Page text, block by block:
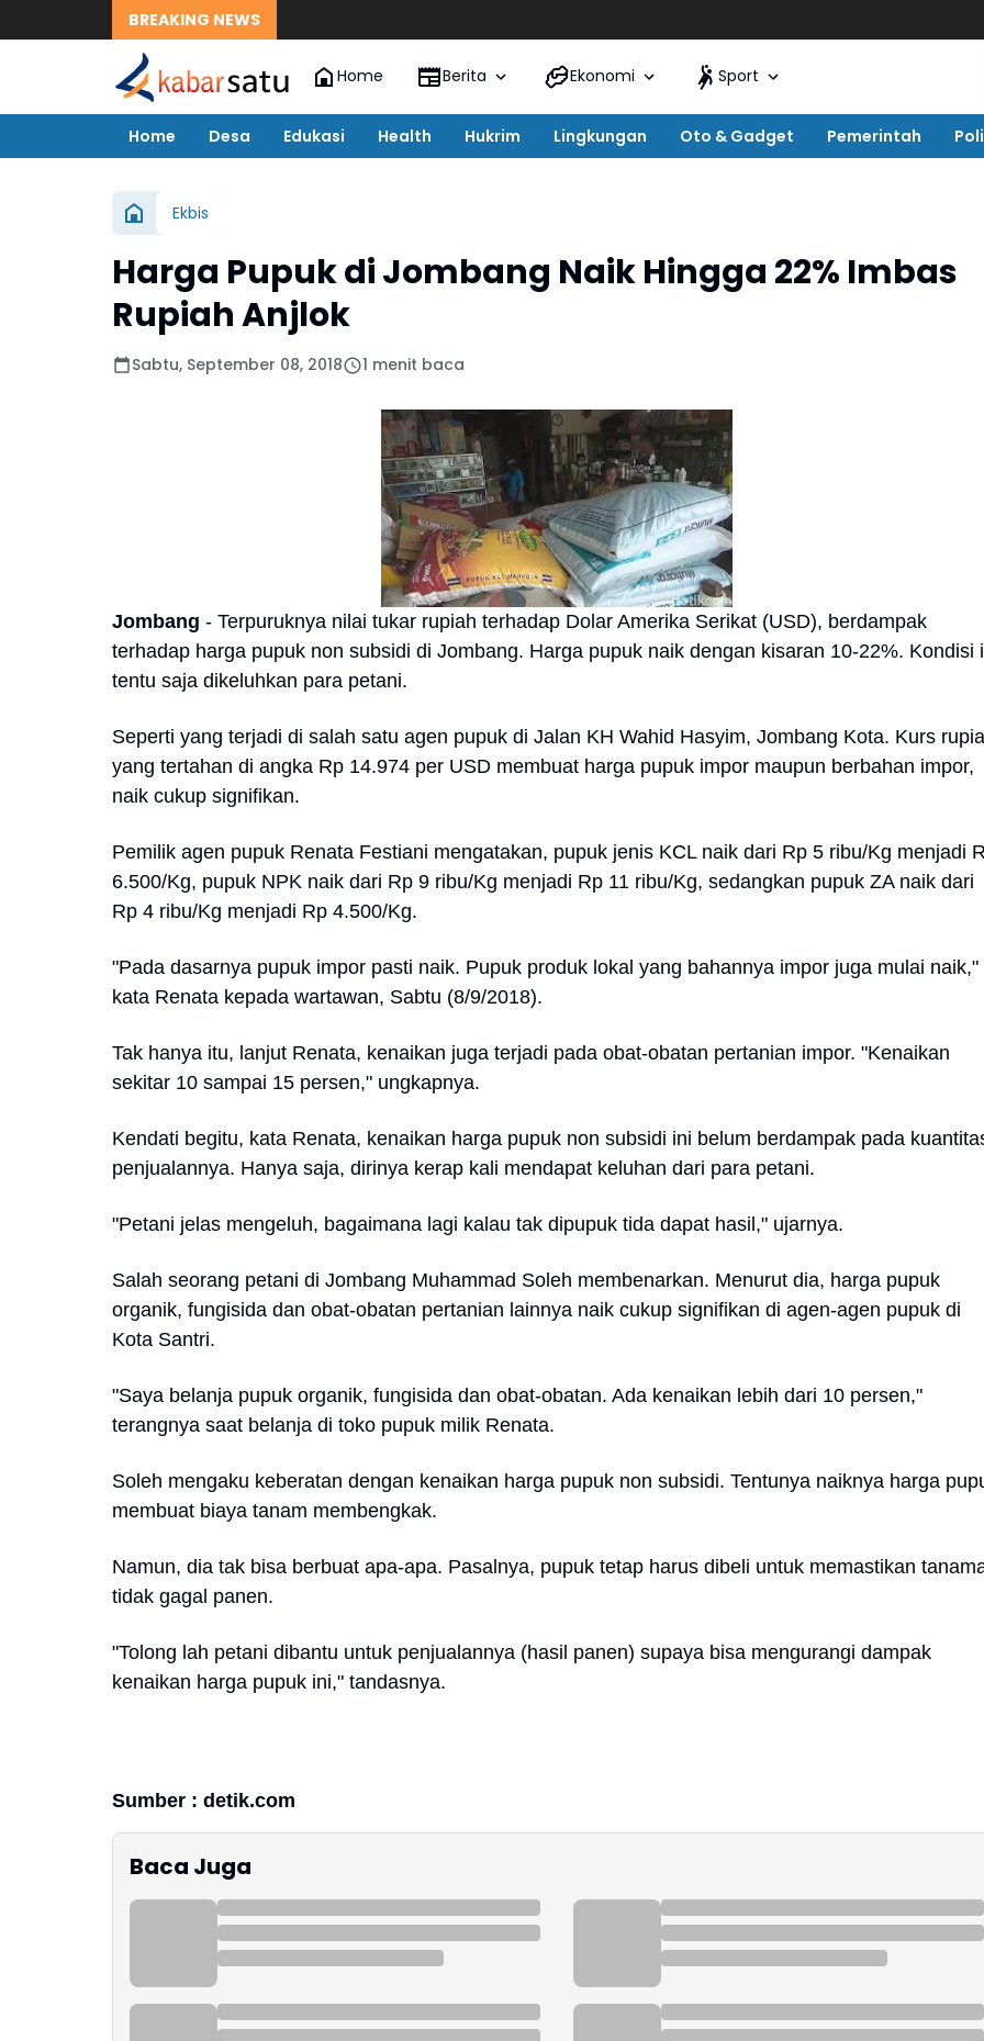
BREAKING NEWS
Home Berita Ekonomi Sport
Home Desa Edukasi Health Hukrim Lingkungan Oto & Gadget Pemerintah
Ekbis
Harga Pupuk di Jombang Naik Hingga 22% Imbas
Rupiah Anjlok
Sabtu, September 08, 2018 1 menit baca
Jombang - Terpuruknya nilai tukar rupiah terhadap Dolar Amerika Serikat (USD), berdampak
terhadap harga pupuk non subsidi di Jombang. Harga pupuk naik dengan kisaran 10-22%. Kondisi
tentu saja dikeluhkan para petani.
Seperti yang terjadi di salah satu agen pupuk di Jalan KH Wahid Hasyim, Jombang Kota. Kurs
yang tertahan di angka Rp 14.974 per USD membuat harga pupuk impor maupun berbahan impor,
naik cukup signifikan.
Pemilik agen pupuk Renata Festiani mengatakan, pupuk jenis KCL naik dari Rp 5 ribu/Kg menjadi
6.500/Kg, pupuk NPK naik dari Rp 9 ribu/Kg menjadi Rp 11 ribu/Kg, sedangkan pupuk ZA naik dari
Rp 4 ribu/Kg menjadi Rp 4.500/Kg.
"Pada dasarnya pupuk impor pasti naik. Pupuk produk lokal yang bahannya impor juga mulai naik,"
kata Renata kepada wartawan, Sabtu (8/9/2018).
Tak hanya itu, lanjut Renata, kenaikan juga terjadi pada obat-obatan pertanian impor. "Kenaikan
sekitar 10 sampai 15 persen," ungkapnya.
Kendati begitu, kata Renata, kenaikan harga pupuk non subsidi ini belum berdampak pada
penjualannya. Hanya saja, dirinya kerap kali mendapat keluhan dari para petani.
"Petani jelas mengeluh, bagaimana lagi kalau tak dipupuk tida dapat hasil," ujarnya.
Salah seorang petani di Jombang Muhammad Soleh membenarkan. Menurut dia, harga pupuk
organik, fungisida dan obat-obatan pertanian lainnya naik cukup signifikan di agen-agen pupuk di
Kota Santri.
"Saya belanja pupuk organik, fungisida dan obat-obatan. Ada kenaikan lebih dari 10 persen,"
terangnya saat belanja di toko pupuk milik Renata.
Soleh mengaku keberatan dengan kenaikan harga pupuk non subsidi. Tentunya naiknya harga
membuat biaya tanam membengkak.
Namun, dia tak bisa berbuat apa-apa. Pasalnya, pupuk tetap harus dibeli untuk memastikan
tidak gagal panen.
"Tolong lah petani dibantu untuk penjualannya (hasil panen) supaya bisa mengurangi dampak
kenaikan harga pupuk ini," tandasnya.
Sumber : detik.com
Baca Juga